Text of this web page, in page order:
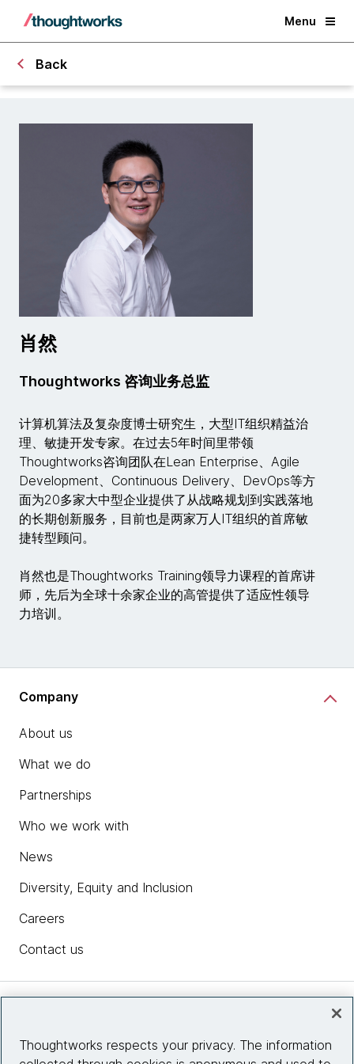
Menu
Back
肖然
Thoughtworks 咨询业务总监
计算机算法及复杂度博士研究生，大型IT组织精益治
理、敏捷开发专家。在过去5年时间里带领
Thoughtworks咨询团队在Lean Enterprise、Agile
Development、Continuous Delivery、DevOps等方
面为20多家大中型企业提供了从战略规划到实践落地
的长期创新服务，目前也是两家万人IT组织的首席敏
捷转型顾问。
肖然也是Thoughtworks Training领导力课程的首席讲
师，先后为全球十余家企业的高管提供了适应性领导
力培训。
Company
About us
What we do
Partnerships
Who we work with
News
Diversity, Equity and Inclusion
Careers
Contact us
Thoughtworks respects your privacy. The information